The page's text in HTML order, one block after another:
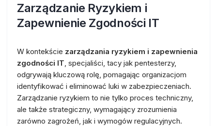
Zarządzanie Ryzykiem i
Zapewnienie Zgodności IT
W kontekście zarządzania ryzykiem i zapewnienia
zgodności IT, specjaliści, tacy jak pentesterzy,
odgrywają kluczową rolę, pomagając organizacjom
identyfikować i eliminować luki w zabezpieczeniach.
Zarządzanie ryzykiem to nie tylko proces techniczny,
ale także strategiczny, wymagający zrozumienia
zarówno zagrożeń, jak i wymogów regulacyjnych.